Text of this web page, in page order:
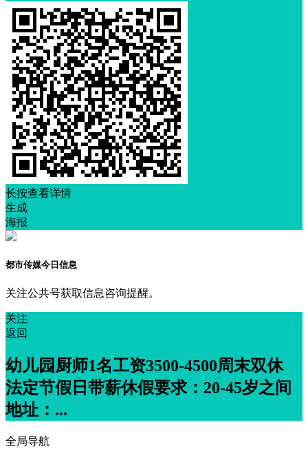
长按查看详情
生成
海报
都市传媒今日信息
关注公共号获取信息咨询提醒。
关注
返回
幼儿园厨师1名工资3500-4500周末双休
法定节假日带薪休假要求：20-45岁之间
地址：...
全局导航